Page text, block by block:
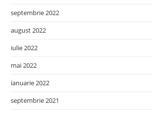
septembrie 2022
august 2022
iulie 2022
mai 2022
ianuarie 2022
septembrie 2021